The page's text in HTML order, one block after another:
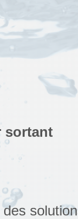
sortant